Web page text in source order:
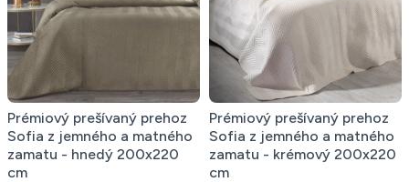
Prémiový prešívaný prehoz
Sofia z jemného a matného
zamatu - hnedý 200x220
cm
Prémiový prešívaný prehoz
Sofia z jemného a matného
zamatu - krémový 200x220
cm